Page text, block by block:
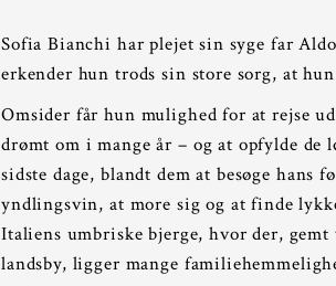
Sofia Bianchi har plejet sin syge far
erkender hun trods sin store sorg, at
Omsider får hun mulighed for at rejse
drømt om i mange år – og at opfylde de
sidste dage, blandt dem at besøge hans
yndlingsvin, at more sig og at finde
Italiens umbriske bjerge, hvor der,
landsby, ligger mange